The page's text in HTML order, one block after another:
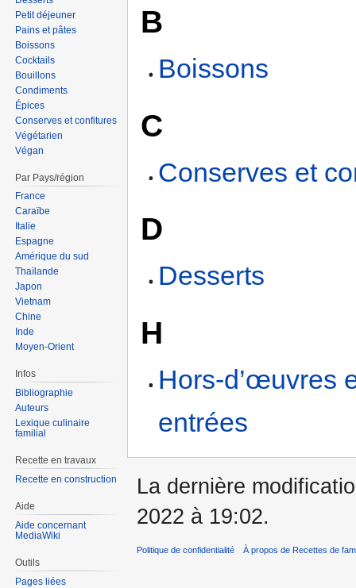
B
Boissons
C
Conserves et
D
Desserts
H
Hors-d’œuvres
entrées
Petit déjeuner
Pains et pâtes
Boissons
Cocktails
Bouillons
Condiments
Épices
Conserves et confitures
Végétarien
Végan
Par Pays/région
France
Caraïbe
Italie
Espagne
Amérique du sud
Thaïlande
Japon
Vietnam
Chine
Inde
Moyen-Orient
Infos
Bibliographie
Auteurs
Lexique culinaire
familial
Recette en travaux
Recette en construction
Aide
Aide concernant
MediaWiki
Outils
Pages liées
La dernière
2022 à 19:02.
Politique de confidentialité À propos de Recettes de